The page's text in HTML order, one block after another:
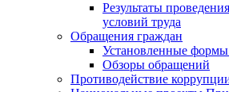
Результаты
условий труда
Обращения граждан
Установленные
Обзоры обращений
Противодействие